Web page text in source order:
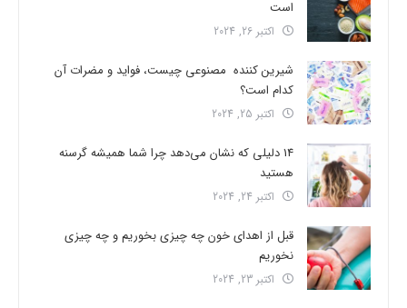
است
اکتبر 26, 2024
شیرین کننده مصنوعی چیست، فواید و مضرات آن
کدام است؟
اکتبر 25, 2024
14 دلیلی که نشان می‌دهد چرا شما همیشه گرسنه
هستید
اکتبر 24, 2024
قبل از اهدای خون چه چیزی بخوریم و چه چیزی
نخوریم
اکتبر 23, 2024